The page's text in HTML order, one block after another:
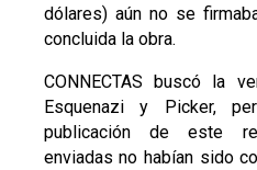
dólares) aún no se
concluida la obra.
CONNECTAS buscó la
Esquenazi y Picker,
publicación de este
enviadas no habían sido